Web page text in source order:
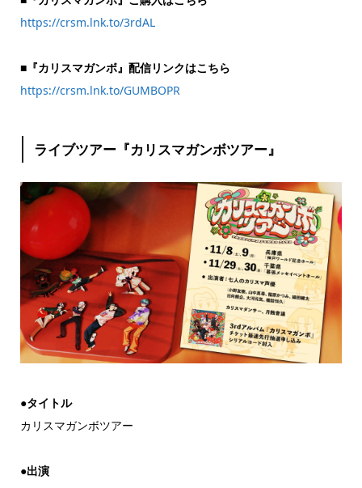
https://crsm.lnk.to/3rdAL
■『カリスマガンボ』配信リンクはこちら
https://crsm.lnk.to/GUMBOPR
ライブツアー『カリスマガンボツアー』
●タイトル
カリスマガンボツアー
●出演